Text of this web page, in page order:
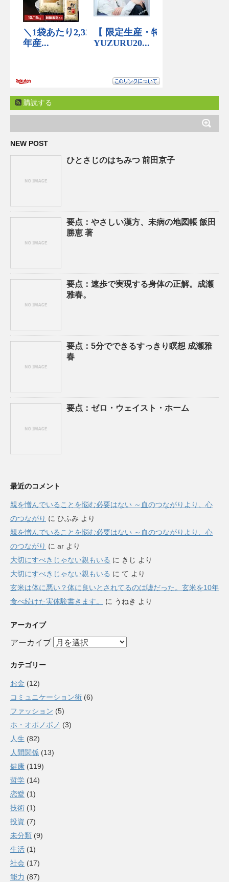
購読する
NEW POST
ひとさじのはちみつ 前田京子
要点：やさしい漢方、未病の地図帳 飯田
勝恵 著
要点：速歩で実現する身体の正解。成瀬
雅春。
要点：5分でできるすっきり瞑想 成瀬雅
春
要点：ゼロ・ウェイスト・ホーム
最近のコメント
親を憎んでいることを悩む必要はない ～血のつながりより、心
のつながり に ひふみ より
親を憎んでいることを悩む必要はない ～血のつながりより、心
のつながり に ar より
大切にすべきじゃない親もいる に きじ より
大切にすべきじゃない親もいる に て より
玄米は体に悪い？体に良いとされてるのは嘘だった。玄米を10年
食べ続けた実体験書きます。
に うねき より
アーカイブ
アーカイブ
カテゴリー
お金 (12)
コミュニケーション術 (6)
ファッション (5)
ホ・オポノポノ (3)
人生 (82)
人間関係 (13)
健康 (119)
哲学 (14)
恋愛 (1)
技術 (1)
投資 (7)
未分類 (9)
生活 (1)
社会 (17)
能力 (87)